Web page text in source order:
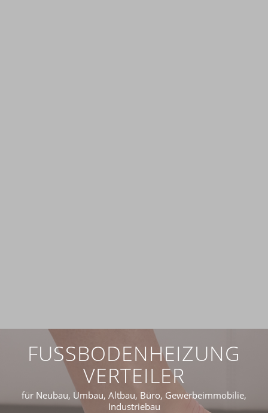
FUSSBODENHEIZUNG V
ERTEILER
für Neubau, Umbau, Altbau, Büro, Gewerbeimmobilie,
Industriebau